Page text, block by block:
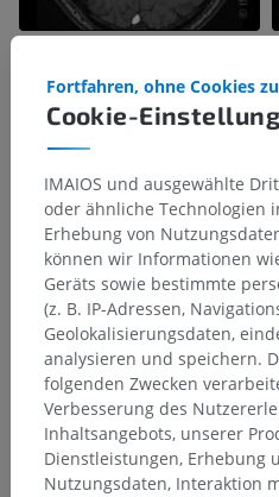
Cookie-
Fortfahren, ohne Cookies
IMAIOS und ausgewählte
oder ähnliche Technologien
Erhebung von
können wir Informationen
Geräts sowie bestimmte
(z. B. IP-Adressen,
Geolokalisierungsdaten,
analysieren und speichern.
folgenden Zwecken
Verbesserung des
Inhaltsangebots, unserer
Dienstleistungen, Erhebung
Nutzungsdaten, Interaktion